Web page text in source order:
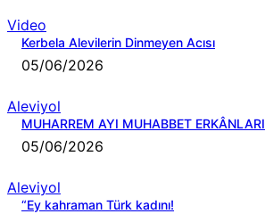
Video
Kerbela Alevilerin Dinmeyen Acısı
05/06/2026
Aleviyol
MUHARREM AYI MUHABBET
05/06/2026
Aleviyol
“Ey kahraman Türk kadını!